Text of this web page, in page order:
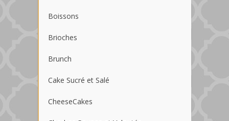
Boissons
Brioches
Brunch
Cake Sucré et Salé
CheeseCakes